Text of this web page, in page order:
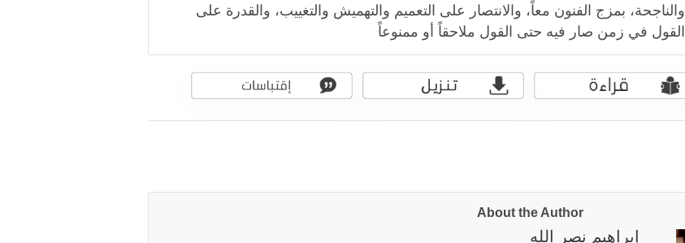
والناجحة، بمزج الفنون معاً، والانتصار على التعميم والتهميش والتغييب، والقدرة على
القول في زمن صار فيه حتى القول ملاحقاً أو ممنوعاً
About the Author
إبراهيم نصر الله